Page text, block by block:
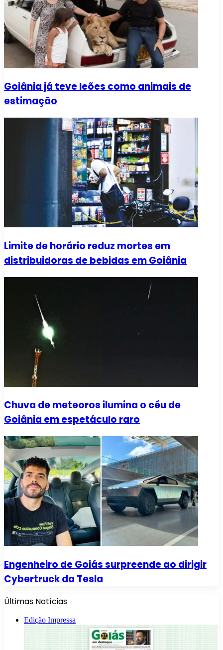
Goiânia já teve leões como animais de
estimação
Limite de horário reduz mortes em
distribuidoras de bebidas em Goiânia
Chuva de meteoros ilumina o céu de
Goiânia em espetáculo raro
Engenheiro de Goiás surpreende ao dirigir
Cybertruck da Tesla
Últimas Notícias
Edição Impressa